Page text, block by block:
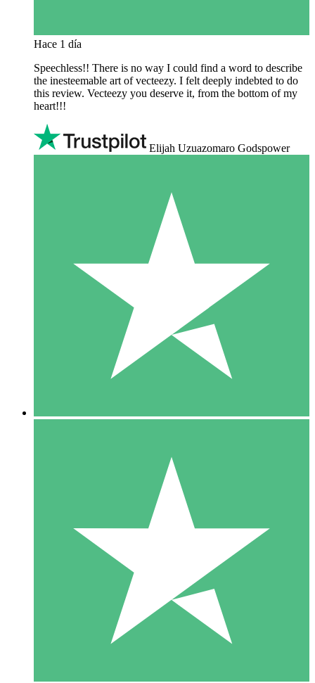
Hace 1 día
Speechless!! There is no way I could find a word to describe
the inesteemable art of vecteezy. I felt deeply indebted to do
this review. Vecteezy you deserve it, from the bottom of my
heart!!!
Elijah Uzuazomaro Godspower